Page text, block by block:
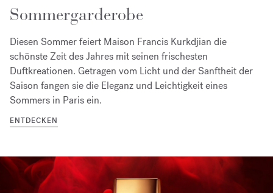
Sommergarderobe
Diesen Sommer feiert Maison Francis Kurkdjian die
schönste Zeit des Jahres mit seinen frischesten
Duftkreationen. Getragen vom Licht und der Sanftheit der
Saison fangen sie die Eleganz und Leichtigkeit eines
Sommers in Paris ein.
ENTDECKEN